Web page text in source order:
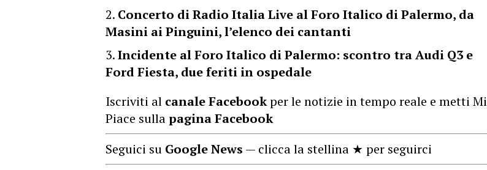
Concerto di Radio Italia Live al Foro Italico di Palermo, da
Masini ai Pinguini, l’elenco dei cantanti
Incidente al Foro Italico di Palermo: scontro tra Audi Q3 e
Ford Fiesta, due feriti in ospedale
Iscriviti al canale Facebookper le notizie in tempo reale e metti Mi
Piace sullapagina Facebook
Seguici su Google News — clicca la stellina ★ per seguirci